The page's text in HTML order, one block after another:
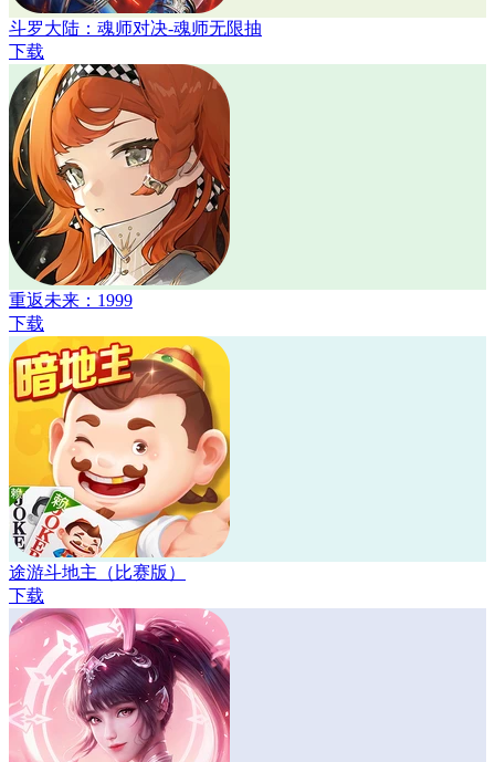
斗罗大陆：魂师对决-魂师无限抽
下载
重返未来：1999
下载
途游斗地主（比赛版）
下载